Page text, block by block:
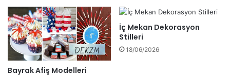
Bayrak Afiş Modelleri
İç Mekan Dekorasyon
Stilleri
18/06/2026